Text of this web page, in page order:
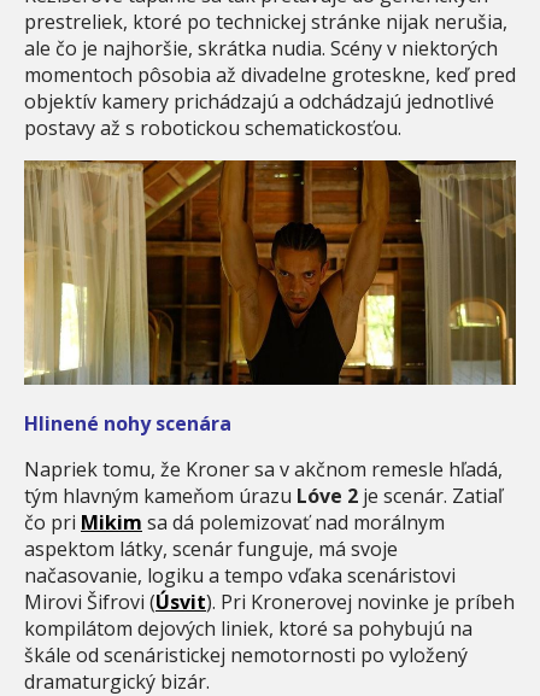
prestreliek, ktoré po technickej stránke nijak nerušia,
ale čo je najhoršie, skrátka nudia. Scény v niektorých
momentoch pôsobia až divadelne groteskne, keď pred
objektív kamery prichádzajú a odchádzajú jednotlivé
postavy až s robotickou schematickosťou.
Hlinené nohy scenára
Napriek tomu, že Kroner sa v akčnom remesle hľadá,
tým hlavným kameňom úrazu Lóve 2 je scenár. Zatiaľ
čo pri Mikim sa dá polemizovať nad morálnym
aspektom látky, scenár funguje, má svoje
načasovanie, logiku a tempo vďaka scenáristovi
Mirovi Šifrovi (Úsvit). Pri Kronerovej novinke je príbeh
kompilátom dejových liniek, ktoré sa pohybujú na
škále od scenáristickej nemotornosti po vyložený
dramaturgický bizár.